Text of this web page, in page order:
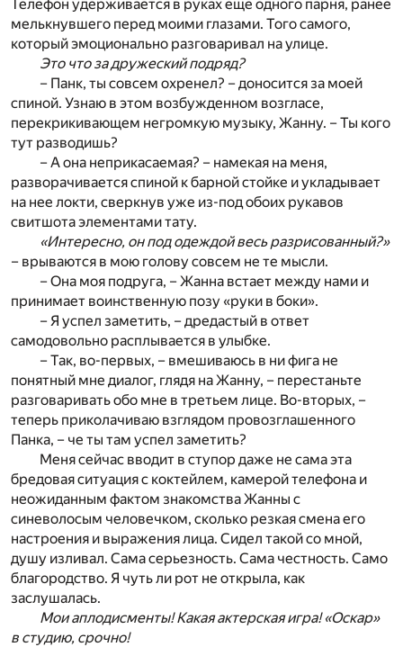
Телефон удерживается в руках еще одного парня, ранее
мелькнувшего перед моими глазами. Того самого,
который эмоционально разговаривал на улице.
Это что за дружеский подряд?
– Панк, ты совсем охренел? – доносится за моей
спиной. Узнаю в этом возбужденном возгласе,
перекрикивающем негромкую музыку, Жанну. – Ты кого
тут разводишь?
– А она неприкасаемая? – намекая на меня,
разворачивается спиной к барной стойке и укладывает
на нее локти, сверкнув уже из-под обоих рукавов
свитшота элементами тату.
«Интересно, он под одеждой весь разрисованный?»
– врываются в мою голову совсем не те мысли.
– Она моя подруга, – Жанна встает между нами и
принимает воинственную позу «руки в боки».
– Я успел заметить, – дредастый в ответ
самодовольно расплывается в улыбке.
– Так, во-первых, – вмешиваюсь в ни фига не
понятный мне диалог, глядя на Жанну, – перестаньте
разговаривать обо мне в третьем лице. Во-вторых, –
теперь приколачиваю взглядом провозглашенного
Панка, – че ты там успел заметить?
Меня сейчас вводит в ступор даже не сама эта
бредовая ситуация с коктейлем, камерой телефона и
неожиданным фактом знакомства Жанны с
синеволосым человечком, сколько резкая смена его
настроения и выражения лица. Сидел такой со мной,
душу изливал. Сама серьезность. Сама честность. Само
благородство. Я чуть ли рот не открыла, как
заслушалась.
Мои аплодисменты! Какая актерская игра! «Оскар»
в студию, срочно!